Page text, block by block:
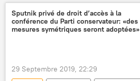
golf
États-Unis
Miami
présidence américaine
Sputnik privé de droit d’accès à la
conférence du Parti conservateur: «des
mesures symétriques seront adoptées»
29 Septembre 2019, 22:29